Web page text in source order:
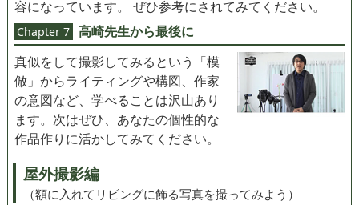
容になっています。 ぜひ参考にされてみてください。
Chapter 7 高崎先生から最後に
真似をして撮影してみるという「模
倣」からライティングや構図、作家
の意図など、学べることは沢山あり
ます。次はぜひ、あなたの個性的な
作品作りに活かしてみてください。
屋外撮影編
（額に入れてリビングに飾る写真を撮ってみよう）